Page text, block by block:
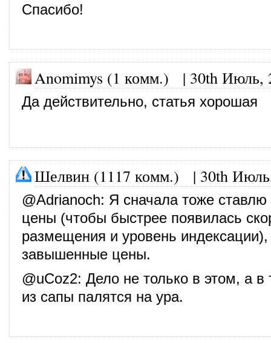
Спасибо!
Anomimys (1 комм.) | 30th Июль,
Да действительно, статья хорошая
Шелвин (1117 комм.) | 30th
@Adrianoch: Я сначала тоже ставлю
цены (чтобы быстрее появилась
размещения и уровень
завышенные цены.
@uCoz2: Дело не только в этом, а в
из сапы палятся на ура.